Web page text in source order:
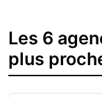
Les 6
plus